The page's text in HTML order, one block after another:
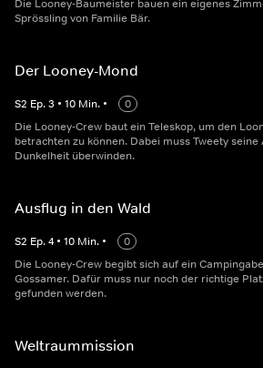
Die Looney-Baumeister bauen ein eigenes
Sprössling von Familie Bär.
Der Looney-Mond
S2 Ep.3 • 10 Min. •
0
Die Looney-Crew baut ein Teleskop, um den
betrachten zu können. Dabei muss Tweety
Dunkelheit überwinden.
Ausflug in den Wald
S2 Ep.4 • 10 Min. •
0
Die Looney-Crew begibt sich auf ein
Gossamer. Dafür muss nur noch der richtige
gefunden werden.
Weltraummission